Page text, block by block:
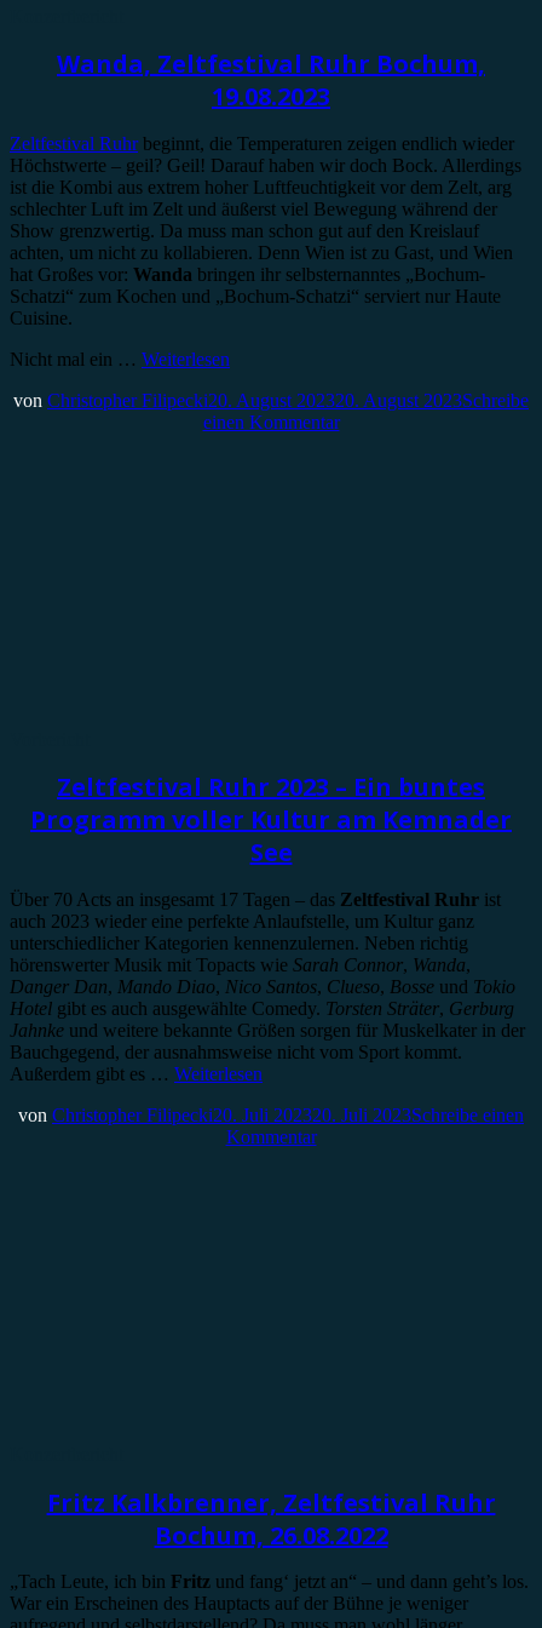
Wanda, Zeltfestival Ruhr Bochum,
19.08.2023
Zeltfestival Ruhrbeginnt, die Temperaturen zeigen endlich wieder
Höchstwerte – geil? Geil! Darauf haben wir doch Bock. Allerdings
ist die Kombi aus extrem hoher Luftfeuchtigkeit vor dem Zelt, arg
schlechter Luft im Zelt und äußerst viel Bewegung während der
Show grenzwertig. Da muss man schon gut auf den Kreislauf
achten, um nicht zu kollabieren. Denn Wien ist zu Gast, und Wien
hat Großes vor: Wanda bringen ihr selbsternanntes „Bochum-
Schatzi“ zum Kochen und „Bochum-Schatzi“ serviert nur Haute
Cuisine.
Nicht mal ein … Weiterlesen
von Christopher Filipecki20. August 202320. August 2023Schreibe
einen Kommentar
Zeltfestival Ruhr 2023 – Ein buntes
Programm voller Kultur am Kemnader
See
Über 70 Acts an insgesamt 17 Tagen – das Zeltfestival Ruhr ist
auch 2023 wieder eine perfekte Anlaufstelle, um Kultur ganz
unterschiedlicher Kategorien kennenzulernen. Neben richtig
hörenswerter Musik mit Topacts wie Sarah Connor, Wanda,
Danger Dan, Mando Diao, Nico Santos, Clueso, Bosse und Tokio
Hotel gibt es auch ausgewählte Comedy. Torsten Sträter, Gerburg
Jahnke und weitere bekannte Größen sorgen für Muskelkater in der
Bauchgegend, der ausnahmsweise nicht vom Sport kommt.
Außerdem gibt es … Weiterlesen
von Christopher Filipecki20. Juli 202320. Juli 2023Schreibe einen
Kommentar
Fritz Kalkbrenner, Zeltfestival Ruhr
Bochum, 26.08.2022
„Tach Leute, ich bin Fritz und fang‘ jetzt an“ – und dann geht’s los.
War ein Erscheinen des Hauptacts auf der Bühne je weniger